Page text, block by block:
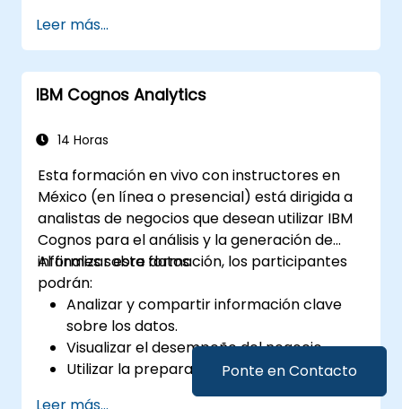
Ponte en Contacto
Implementar LLM (Modelos de Lenguaje
Grande) y transformadores para la
generación de texto y código.
Aplicar pronósticos de series temporales
Desarrollar y ajustar modelos de IA para
Evaluar consideraciones éticas y mejores
prácticas en la implementación de IA.
Leer más...
IBM Cognos Analytics
14 Horas
Esta formación en vivo con instructores en
México (en línea o presencial) está dirigida a
analistas de negocios que desean utilizar IBM
Cognos para el análisis y la generación de
informes sobre datos.
Al finalizar esta formación, los participantes
podrán:
Analizar y compartir información clave
sobre los datos.
Visualizar el desempeño del negocio.
Utilizar la preparación asistida por IA para
limpiar y combinar fuentes de datos.
Leer más...